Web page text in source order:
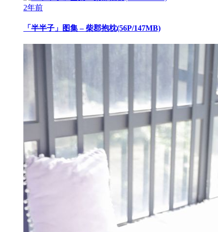
2年前
「半半子」图集 – 柴郡抱枕(56P/147MB)